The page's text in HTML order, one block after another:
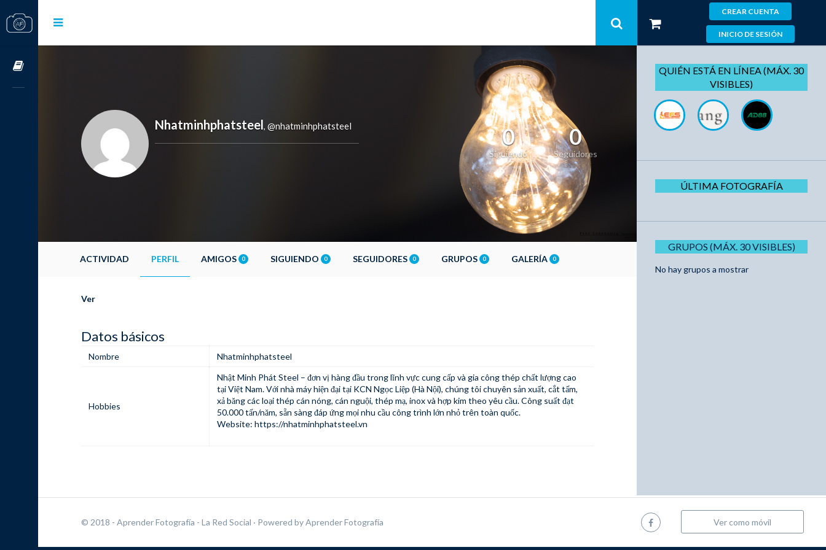
CREAR CUENTA
INICIO DE SESIÓN
Nhatminhphatsteel, @nhatminhphatsteel 0
Siguiendo
0
Seguidores
ACTIVIDAD PERFIL AMIGOS 0 SIGUIENDO 0 SEGUIDORES 0 GRUPOS 0 GALERÍA 0
Ver
Datos básicos
Nombre Nhatminhphatsteel
Hobbies
Nhật Minh Phát Steel – đơn vị hàng đầu trong lĩnh vực cung cấp và gia công thép chất lượng cao
tại Việt Nam. Với nhà máy hiện đại tại KCN Ngọc Liệp (Hà Nội), chúng tôi chuyên sản xuất, cắt tấm,
xả băng các loại thép cán nóng, cán nguội, thép mạ, inox và hợp kim theo yêu cầu. Công suất đạt
50.000 tấn/năm, sẵn sàng đáp ứng mọi nhu cầu công trình lớn nhỏ trên toàn quốc.
Website: https://nhatminhphatsteel.vn
QUIÉN ESTÁ EN LÍNEA (MÁX. 30
VISIBLES)
ÚLTIMA FOTOGRAFÍA
GRUPOS (MÁX. 30 VISIBLES)
No hay grupos a mostrar
© 2018 - Aprender Fotografía - La Red Social · Powered byAprender Fotografía